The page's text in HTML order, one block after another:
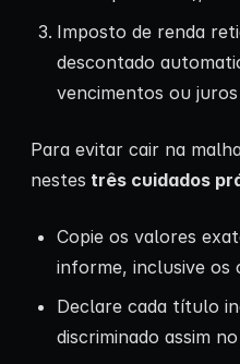
Imposto de renda
descontado
vencimentos ou
Para evitar cair na
nestes três cuidados
Copie os valores
informe, inclusive os
Declare cada título
discriminado assim